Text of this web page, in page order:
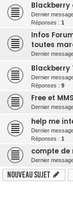
Blackberry
Dernier
Réponses : 1
Infos
toutes
Dernier
Blackberry
Dernier
Réponses : 9
Free et MMS
Dernier
help me
Dernier
Réponses : 1
compte de
Dernier
Nouveau sujet